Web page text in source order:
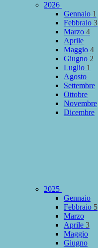
2026
Gennaio 1
Febbraio 3
Marzo 4
Aprile
Maggio 4
Giugno 2
Luglio 1
Agosto
Settembre
Ottobre
Novembre
Dicembre
2025
Gennaio
Febbraio 5
Marzo
Aprile 3
Maggio
Giugno